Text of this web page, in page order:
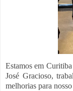
Estamos em
José Gracioso,
melhorias para